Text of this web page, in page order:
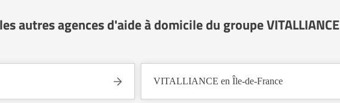
autres agences d'aide à domicile du groupe VITALLIANCE
VITALLIANCE en Île-de-France